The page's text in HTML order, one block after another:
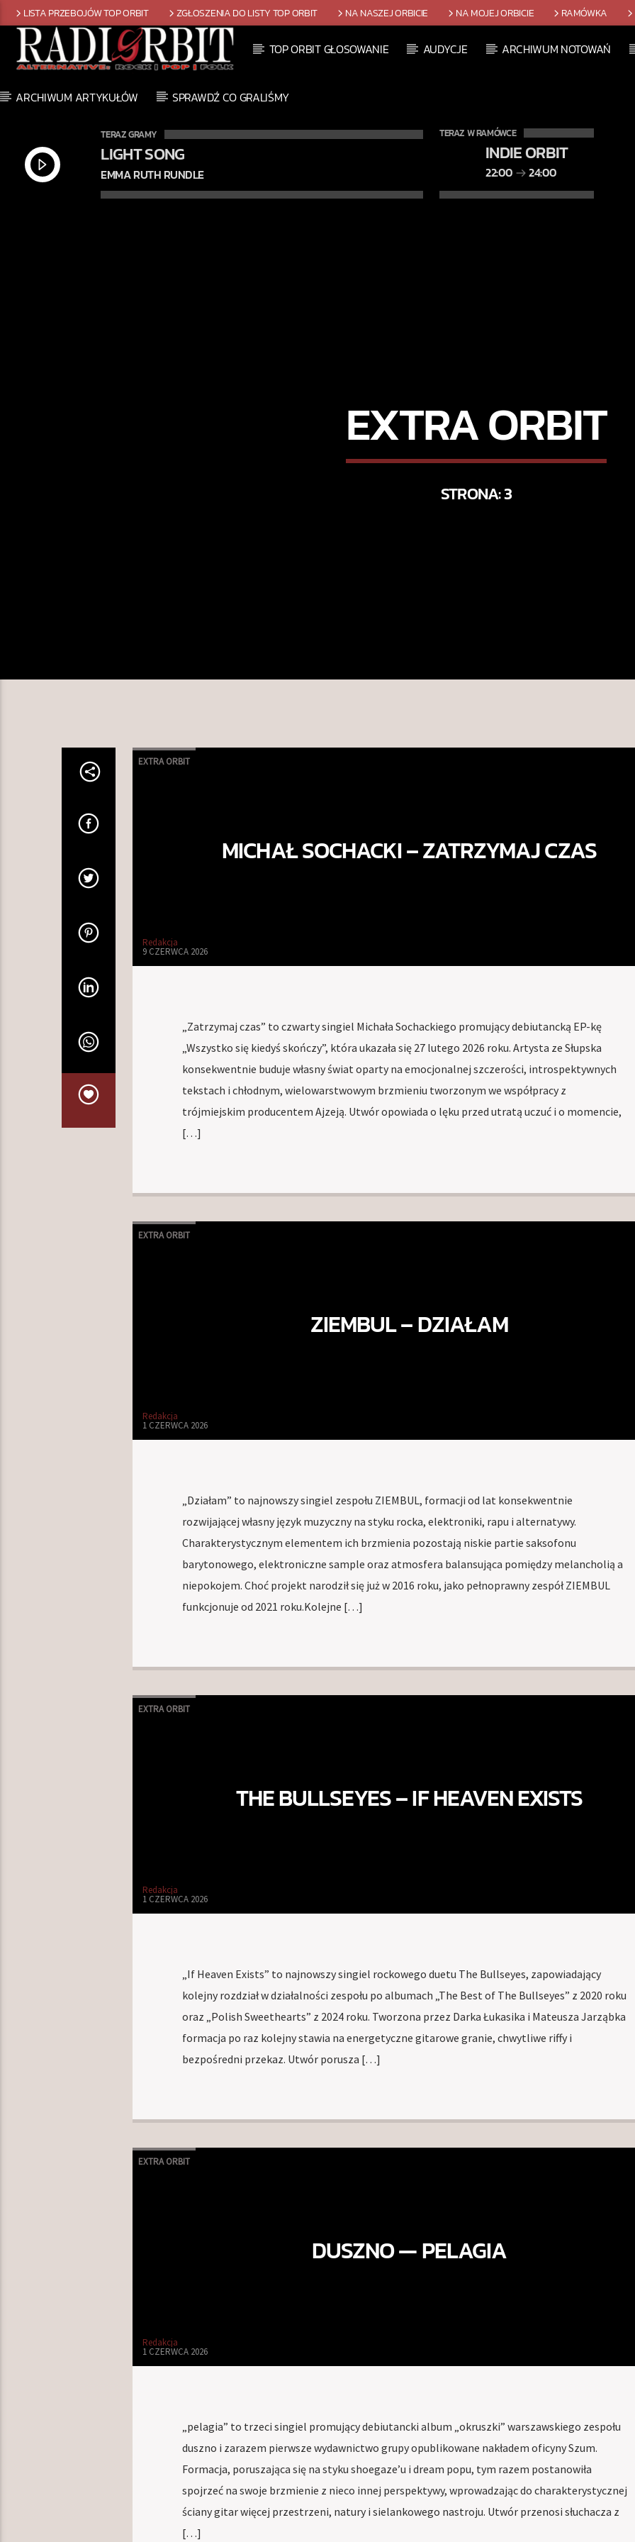
LISTA PRZEBOJÓW TOP ORBIT ZGŁOSZENIA DO LISTY TOP ORBIT NA NASZEJ ORBICIE NA MOJEJ ORBICIE RAMÓWKA
TOP ORBIT GŁOSOWANIE AUDYCJE ARCHIWUM NOTOWAŃ
ARCHIWUM ARTYKUŁÓW SPRAWDŹ CO GRALIŚMY
TERAZ GRAMY
LIGHT SONG
EMMA RUTH RUNDLE
TERAZ W RAMÓWCE
INDIE ORBIT
22:00 24:00
EXTRA ORBIT
STRONA: 3
EXTRA ORBIT
MICHAŁ SOCHACKI – ZATRZYMAJ CZAS
Redakcja
9 CZERWCA 2026
„Zatrzymaj czas” to czwarty singiel Michała Sochackiego promujący debiutancką EP-kę
„Wszystko się kiedyś skończy”, która ukazała się 27 lutego 2026 roku. Artysta ze Słupska
konsekwentnie buduje własny świat oparty na emocjonalnej szczerości, introspektywnych
tekstach i chłodnym, wielowarstwowym brzmieniu tworzonym we współpracy z
trójmiejskim producentem Ajzeją. Utwór opowiada o lęku przed utratą uczuć i o momencie,
[…]
EXTRA ORBIT
ZIEMBUL – DZIAŁAM
Redakcja
1 CZERWCA 2026
„Działam” to najnowszy singiel zespołu ZIEMBUL, formacji od lat konsekwentnie
rozwijającej własny język muzyczny na styku rocka, elektroniki, rapu i alternatywy.
Charakterystycznym elementem ich brzmienia pozostają niskie partie saksofonu
barytonowego, elektroniczne sample oraz atmosfera balansująca pomiędzy melancholią a
niepokojem. Choć projekt narodził się już w 2016 roku, jako pełnoprawny zespół ZIEMBUL
funkcjonuje od 2021 roku.Kolejne […]
EXTRA ORBIT
THE BULLSEYES – IF HEAVEN EXISTS
Redakcja
1 CZERWCA 2026
„If Heaven Exists” to najnowszy singiel rockowego duetu The Bullseyes, zapowiadający
kolejny rozdział w działalności zespołu po albumach „The Best of The Bullseyes” z 2020 roku
oraz „Polish Sweethearts” z 2024 roku. Tworzona przez Darka Łukasika i Mateusza Jarząbka
formacja po raz kolejny stawia na energetyczne gitarowe granie, chwytliwe riffy i
bezpośredni przekaz. Utwór porusza […]
EXTRA ORBIT
DUSZNO — PELAGIA
Redakcja
1 CZERWCA 2026
„pelagia” to trzeci singiel promujący debiutancki album „okruszki” warszawskiego zespołu
duszno i zarazem pierwsze wydawnictwo grupy opublikowane nakładem oficyny Szum.
Formacja, poruszająca się na styku shoegaze’u i dream popu, tym razem postanowiła
spojrzeć na swoje brzmienie z nieco innej perspektywy, wprowadzając do charakterystycznej
ściany gitar więcej przestrzeni, natury i sielankowego nastroju. Utwór przenosi słuchacza z
[…]